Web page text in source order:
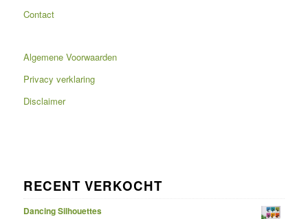
Contact
Algemene Voorwaarden
Privacy verklaring
Disclaimer
RECENT VERKOCHT
Dancing Silhouettes